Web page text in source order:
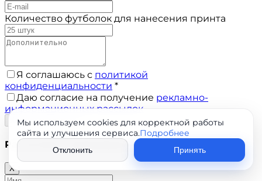
Количество футболок для нанесения принта
Я соглашаюсь с политикой
конфиденциальности *
Даю согласие на получение рекламно-
информационных рассылок
Узнать подробнее
Расчитайте индивидуальную скидку
X
Мы используем cookies для корректной работы
сайта и улучшения сервиса.Подробнее
Отклонить Принять